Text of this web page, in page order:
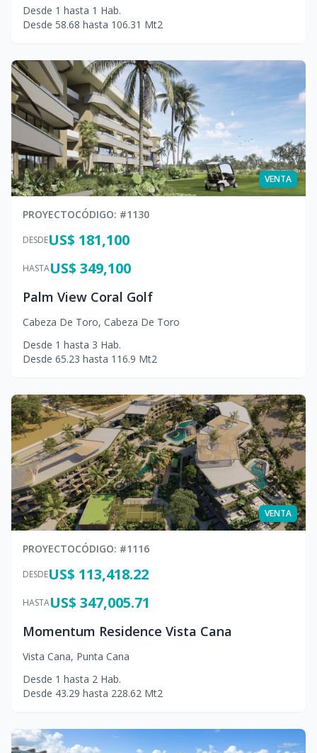
Desde 1 hasta 1 Hab.
Desde 58.68 hasta 106.31 Mt2
VENTA
PROYECTOCÓDIGO: #1130
DESDEUS$ 181,100
HASTAUS$ 349,100
Palm View Coral Golf
Cabeza De Toro, Cabeza De Toro
Desde 1 hasta 3 Hab.
Desde 65.23 hasta 116.9 Mt2
VENTA
PROYECTOCÓDIGO: #1116
DESDEUS$ 113,418.22
HASTAUS$ 347,005.71
Momentum Residence Vista Cana
Vista Cana, Punta Cana
Desde 1 hasta 2 Hab.
Desde 43.29 hasta 228.62 Mt2